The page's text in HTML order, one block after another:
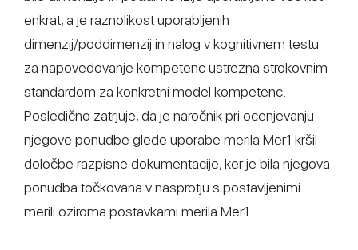
enkrat, a je raznolikost uporabljenih
dimenzij/poddimenzij in nalog v kognitivnem testu
za napovedovanje kompetenc ustrezna strokovnim
standardom za konkretni model kompetenc.
Posledično zatrjuje, da je naročnik pri ocenjevanju
njegove ponudbe glede uporabe merila Mer1 kršil
določbe razpisne dokumentacije, ker je bila njegova
ponudba točkovana v nasprotju s postavljenimi
merili oziroma postavkami merila Mer1.